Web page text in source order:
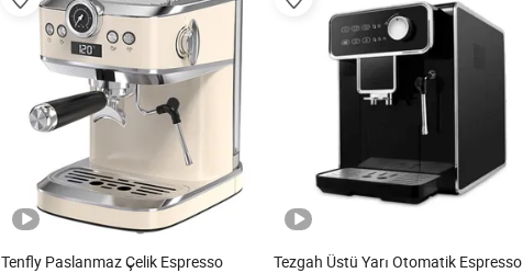
Tenfly Paslanmaz Çelik Espresso
Tezgah Üstü Yarı Otomatik Espresso